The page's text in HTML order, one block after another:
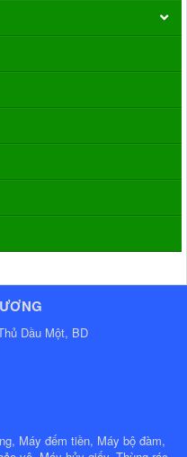
Dầu Một, BD
Máy đếm tiền, Máy bộ đàm,